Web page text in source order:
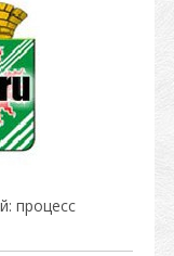
процесс